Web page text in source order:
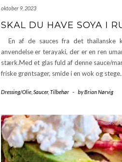
oktober 9, 2023
SKAL DU HAVE SOYA I
En af de sauces fra det thailanske
anvendelse er terayaki, der er en ren
stærk.Med et glas fuld af denne sauce/
friske grøntsager, smide i en wok og
Dressing/Olie, Saucer, Tilbehør - byBrian Nørvig